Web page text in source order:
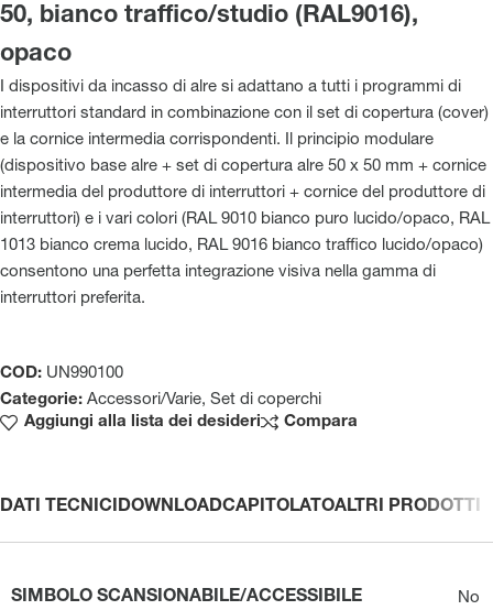
50, bianco traffico/studio (RAL9016),
opaco
I dispositivi da incasso di alre si adattano a tutti i programmi di
interruttori standard in combinazione con il set di copertura (cover)
e la cornice intermedia corrispondenti. Il principio modulare
(dispositivo base alre + set di copertura alre 50 x 50 mm + cornice
intermedia del produttore di interruttori + cornice del produttore di
interruttori) e i vari colori (RAL 9010 bianco puro lucido/opaco, RAL
1013 bianco crema lucido, RAL 9016 bianco traffico lucido/opaco)
consentono una perfetta integrazione visiva nella gamma di
interruttori preferita.
COD: UN990100
Categorie: Accessori/Varie, Set di coperchi
Aggiungi alla lista dei desideri
Compara
DATI TECNICIDOWNLOADCAPITOLATOALTRI PRODOTTI
SIMBOLO SCANSIONABILE/ACCESSIBILE No